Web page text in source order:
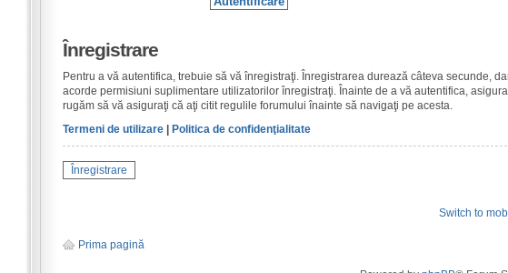
Înregistrare
Pentru a vă autentifica, trebuie să vă înregistraţi. Înregistrarea durează câteva secunde,
acorde permisiuni suplimentare utilizatorilor înregistraţi. Înainte de a vă autentifica,
rugăm să vă asiguraţi că aţi citit regulile forumului înainte să navigaţi pe acesta.
Termeni de utilizare| Politica de confidenţialitate
Înregistrare
Switch to
Prima pagină